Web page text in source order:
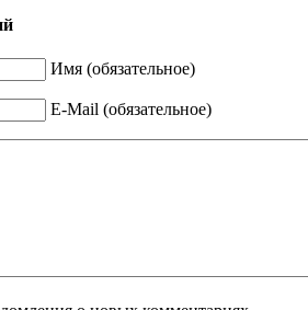
Имя (обязательное)
E-Mail (обязательное)